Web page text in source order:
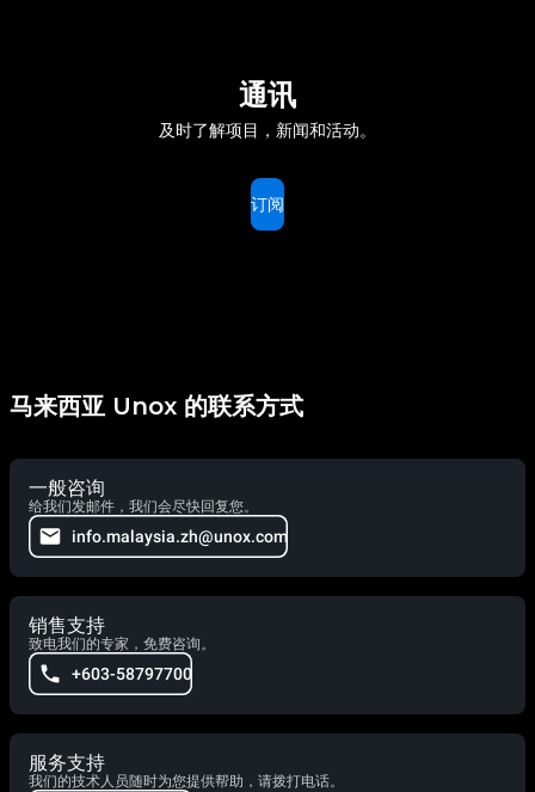
通讯
及时了解项目，新闻和活动。
订阅
马来西亚 Unox 的联系方式
一般咨询
给我们发邮件，我们会尽快回复您。
info.malaysia.zh@unox.com
销售支持
致电我们的专家，免费咨询。
+603-58797700
服务支持
我们的技术人员随时为您提供帮助，请拨打电话。